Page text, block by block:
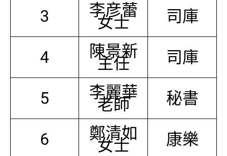
3 李彦蕾
女士 司庫
4 陳景新
主任 司庫
5 李麗華
老師 秘書
6 鄭清如
女士 康樂